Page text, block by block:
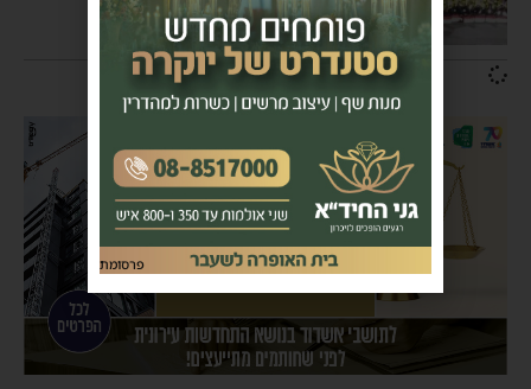
פרסומת